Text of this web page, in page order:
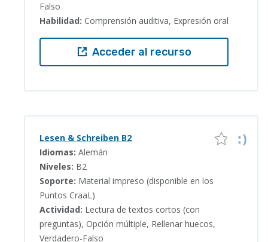
Falso
Habilidad: Comprensión auditiva, Expresión oral
Acceder al recurso
Lesen & Schreiben B2
Idiomas: Alemán
Niveles: B2
Soporte: Material impreso (disponible en los
Puntos CraaL)
Actividad: Lectura de textos cortos (con
preguntas), Opción múltiple, Rellenar huecos,
Verdadero-Falso